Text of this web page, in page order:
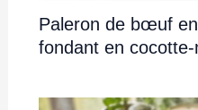
Paleron de bœuf
fondant en